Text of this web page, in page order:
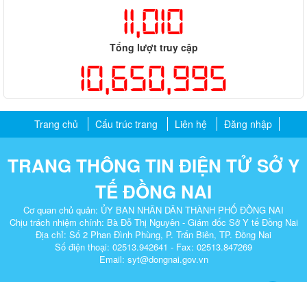
11,010
Tổng lượt truy cập
10,650,995
Trang chủ Cấu trúc trang Liên hệ Đăng nhập
TRANG THÔNG TIN ĐIỆN TỬ SỞ Y
TẾ ĐỒNG NAI
Cơ quan chủ quản: ỦY BAN NHÂN DÂN THÀNH PHỐ ĐỒNG NAI
Chịu trách nhiệm chính: Bà Đỗ Thị Nguyên - Giám đốc Sở Y tế Đồng Nai
Địa chỉ: Số 2 Phan Đình Phùng, P. Trấn Biên, TP. Đồng Nai​
Số điện thoại: 02513.942641 - Fax: 02513.847269
Email: syt@dongnai.gov.vn